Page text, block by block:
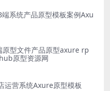
系统产品原型模板案例Axu
原型文件产品原型axure rp
原型资源网
运营系统Axure原型模板